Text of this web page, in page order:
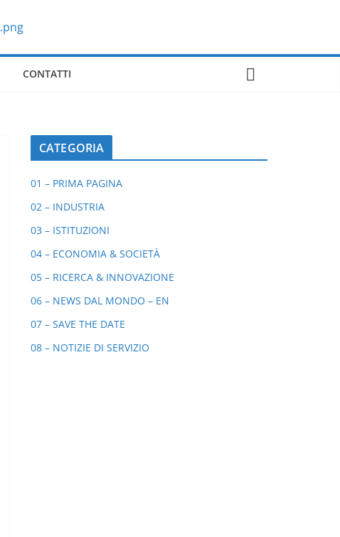
CONTATTI
CATEGORIA
01 – PRIMA PAGINA
02 – INDUSTRIA
03 – ISTITUZIONI
04 – ECONOMIA & SOCIETÀ
05 – RICERCA & INNOVAZIONE
06 – NEWS DAL MONDO – EN
07 – SAVE THE DATE
08 – NOTIZIE DI SERVIZIO